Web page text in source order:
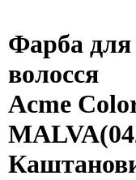
Фарба для
волосся
Acme